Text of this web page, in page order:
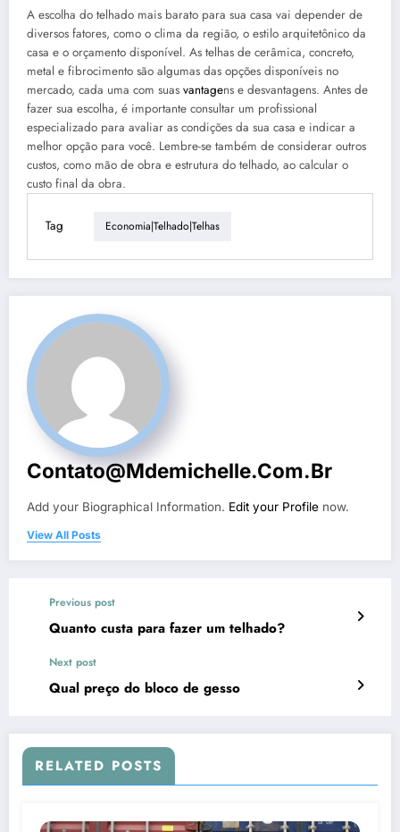
A escolha do telhado mais barato para sua casa vai depender de
diversos fatores, como o clima da região, o estilo arquitetônico da
casa e o orçamento disponível. As telhas de cerâmica, concreto,
metal e fibrocimento são algumas das opções disponíveis no
mercado, cada uma com suas vantagens e desvantagens. Antes de
fazer sua escolha, é importante consultar um profissional
especializado para avaliar as condições da sua casa e indicar a
melhor opção para você. Lembre-se também de considerar outros
custos, como mão de obra e estrutura do telhado, ao calcular o
custo final da obra.
Tag Economia|telhado|telhas
Contato@mdemichelle.com.br
Add your Biographical Information. Edit your Profile now.
View All Posts
Previous post
Quanto custa para fazer um telhado?
Next post
Qual preço do bloco de gesso
RELATED POSTS